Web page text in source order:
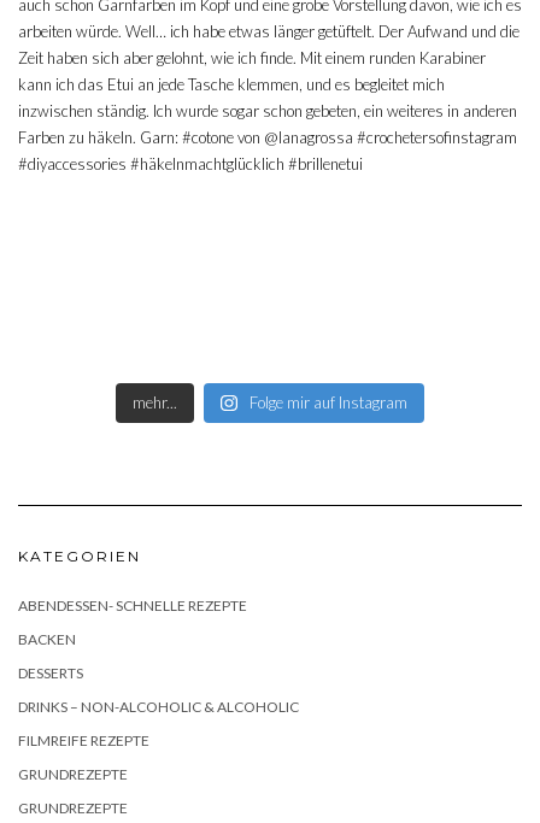
mehr... Folge mir auf Instagram
KATEGORIEN
ABENDESSEN- SCHNELLE REZEPTE
BACKEN
DESSERTS
DRINKS – NON-ALCOHOLIC & ALCOHOLIC
FILMREIFE REZEPTE
GRUNDREZEPTE
GRUNDREZEPTE